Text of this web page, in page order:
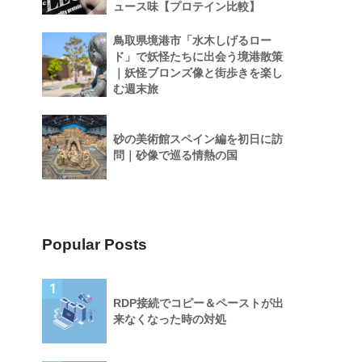
ュース味【プロテイン比較】
鳥取県境港市「水木しげるロー
ド」で妖怪たちに出会う境港散策
｜妖怪ブロンズ像と街歩きを楽し
む週末旅
砂の美術館スペイン編を初日に訪
問｜砂像で巡る情熱の国
Popular Posts
1
RDP接続でコピー＆ペーストが出
来なくなった時の対処